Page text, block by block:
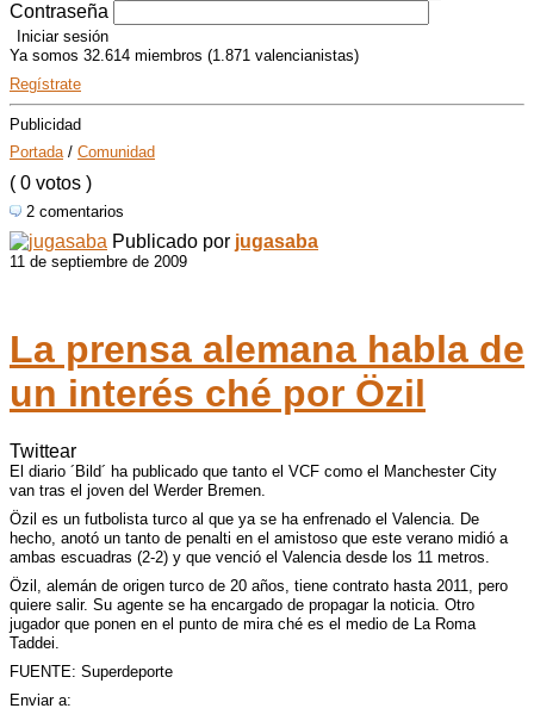
Contraseña
Ya somos 32.614 miembros (1.871 valencianistas)
Regístrate
Publicidad
Portada/ Comunidad
( 0 votos )
2 comentarios
Publicado por jugasaba
11 de septiembre de 2009
La prensa alemana habla de
un interés ché por Özil
Twittear
El diario ´Bild´ ha publicado que tanto el VCF como el Manchester City
van tras el joven del Werder Bremen.
Özil es un futbolista turco al que ya se ha enfrenado el Valencia. De
hecho, anotó un tanto de penalti en el amistoso que este verano midió a
ambas escuadras (2-2) y que venció el Valencia desde los 11 metros.
Özil, alemán de origen turco de 20 años, tiene contrato hasta 2011, pero
quiere salir. Su agente se ha encargado de propagar la noticia. Otro
jugador que ponen en el punto de mira ché es el medio de La Roma
Taddei.
FUENTE: Superdeporte
Enviar a: